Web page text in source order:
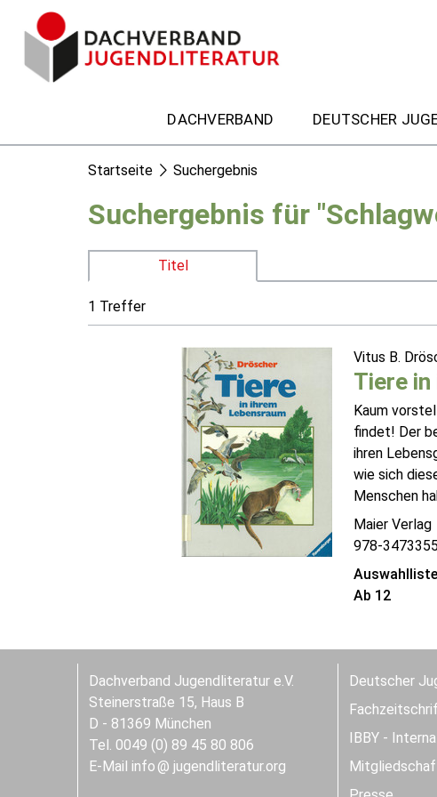
DACHVERBAND DEUTSCHER
Startseite Suchergebnis
Suchergebnis für
Titel
1 Treffer
Vitus B.
Tiere
Kaum
findet! Der
ihren
wie sich
Menschen
Maier Verlag
978-
Ab 12
Dachverband Jugendliteratur e.V.
Steinerstraße 15, Haus B
D - 81369 München
Tel. 0049 (0) 89 45 80 806
E-Mail info jugendliteratur.org
Deutscher
IBBY -